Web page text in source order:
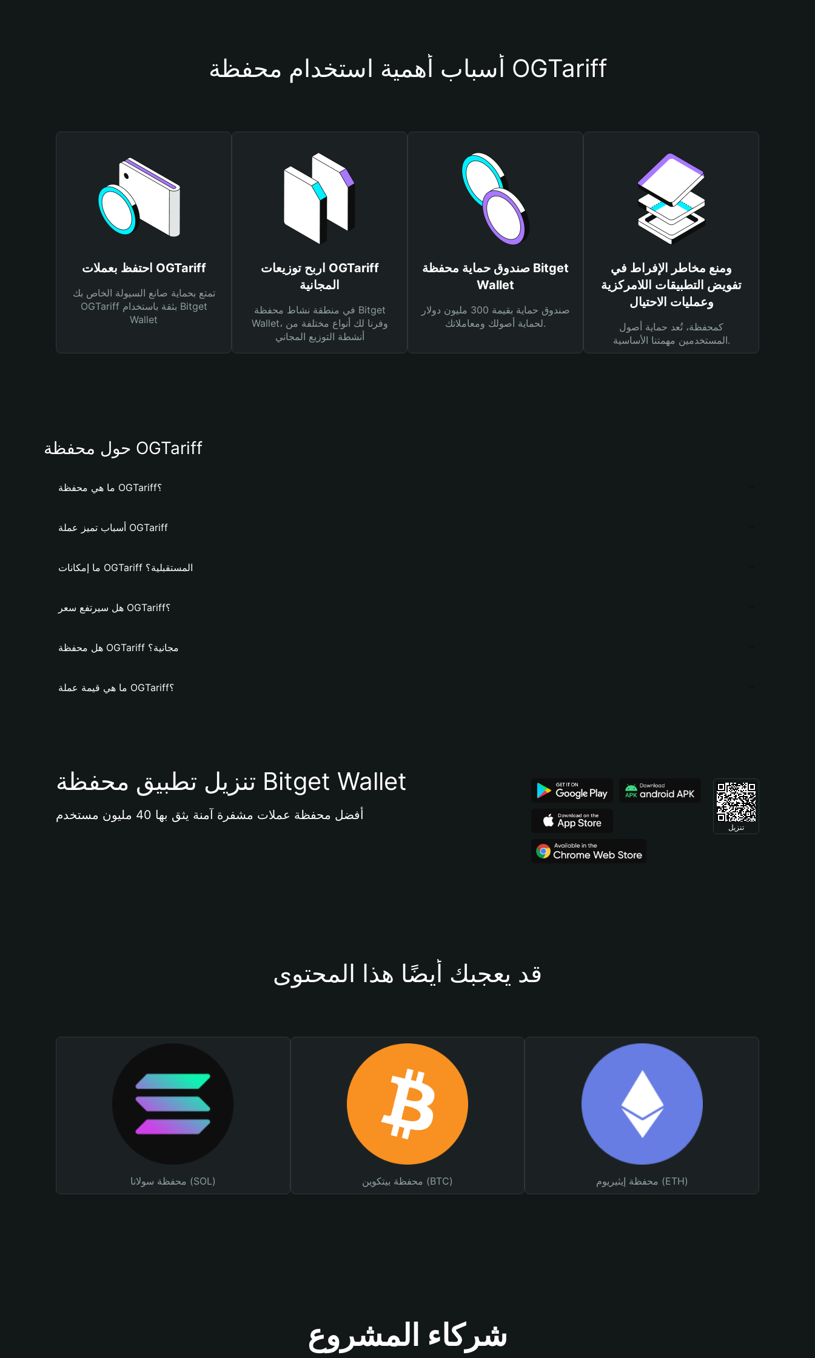
أسباب أهمية استخدام محفظة OGTariff
احتفظ بعملات OGTariff
تمتع بحماية صانع السيولة الخاص بك
OGTariff بثقة باستخدام Bitget
Wallet
اربح توزيعات OGTariff
المجانية
في منطقة نشاط محفظة Bitget
Wallet، وفرنا لك أنواع مختلفة من
أنشطة التوزيع المجاني
صندوق حماية محفظة Bitget
Wallet
صندوق حماية بقيمة 300 مليون دولار
لحماية أصولك ومعاملاتك.
ومنع مخاطر الإفراط في
تفويض التطبيقات اللامركزية
وعمليات الاحتيال
كمحفظة، تُعد حماية أصول
المستخدمين مهمتنا الأساسية.
حول محفظة OGTariff
ما هي محفظة OGTariff؟
أسباب تميز عملة OGTariff
ما إمكانات OGTariff المستقبلية؟
هل سيرتفع سعر OGTariff؟
هل محفظة OGTariff مجانية؟
ما هي قيمة عملة OGTariff؟
تنزيل تطبيق محفظة Bitget Wallet
أفضل محفظة عملات مشفرة آمنة يثق بها 40 مليون مستخدم
تنزيل
قد يعجبك أيضًا هذا المحتوى
محفظة سولانا (SOL) محفظة بيتكوين (BTC) محفظة إيثيريوم (ETH)
شركاء المشروع